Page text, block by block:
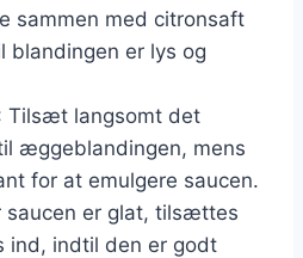
sammen med citronsaft
blandingen er lys og
Tilsæt langsomt det
æggeblandingen, mens
for at emulgere saucen.
saucen er glat, tilsættes
ind, indtil den er godt